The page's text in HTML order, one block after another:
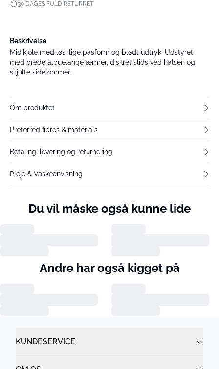
30 DAGES FULD RETURRET
Beskrivelse
Midikjole med løs, lige pasform og blødt udtryk. Udstyret
med brede albuelange ærmer, diskret slids ved halsen og
skjulte sidelommer.
Om produktet
Preferred fibres & materials
Betaling, levering og returnering
Pleje & Vaskeanvisning
Du vil måske også kunne lide
Andre har også kigget på
KUNDESERVICE